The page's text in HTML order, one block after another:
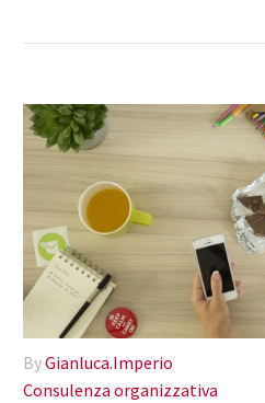
ByGianluca.Imperio
Consulenza organizzativa